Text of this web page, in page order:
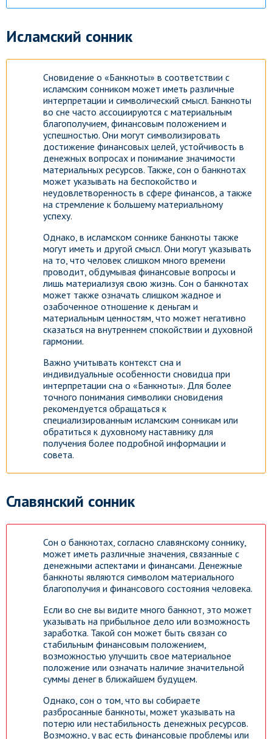
Исламский сонник
Сновидение о «Банкноты» в соответствии с
исламским сонником может иметь различные
интерпретации и символический смысл. Банкноты
во сне часто ассоциируются с материальным
благополучием, финансовым положением и
успешностью. Они могут символизировать
достижение финансовых целей, устойчивость в
денежных вопросах и понимание значимости
материальных ресурсов. Также, сон о банкнотах
может указывать на беспокойство и
неудовлетворенность в сфере финансов, а также
на стремление к большему материальному
успеху.
Однако, в исламском соннике банкноты также
могут иметь и другой смысл. Они могут указывать
на то, что человек слишком много времени
проводит, обдумывая финансовые вопросы и
лишь материализуя свою жизнь. Сон о банкнотах
может также означать слишком жадное и
озабоченное отношение к деньгам и
материальным ценностям, что может негативно
сказаться на внутреннем спокойствии и духовной
гармонии.
Важно учитывать контекст сна и
индивидуальные особенности сновидца при
интерпретации сна о «Банкноты». Для более
точного понимания символики сновидения
рекомендуется обращаться к
специализированным исламским сонникам или
обратиться к духовному наставнику для
получения более подробной информации и
совета.
Славянский сонник
Сон о банкнотах, согласно славянскому соннику,
может иметь различные значения, связанные с
денежными аспектами и финансами. Денежные
банкноты являются символом материального
благополучия и финансового состояния человека.
Если во сне вы видите много банкнот, это может
указывать на прибыльное дело или возможность
заработка. Такой сон может быть связан со
стабильным финансовым положением,
возможностью улучшить свое материальное
положение или означать наличие значительной
суммы денег в ближайшем будущем.
Однако, сон о том, что вы собираете
разбросанные банкноты, может указывать на
потерю или нестабильность денежных ресурсов.
Возможно, у вас есть финансовые проблемы или